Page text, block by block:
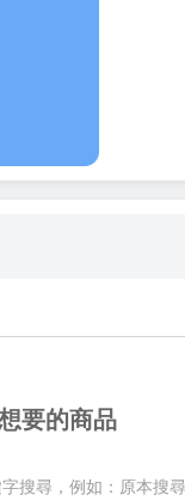
要的商品
搜尋，例如：原本搜